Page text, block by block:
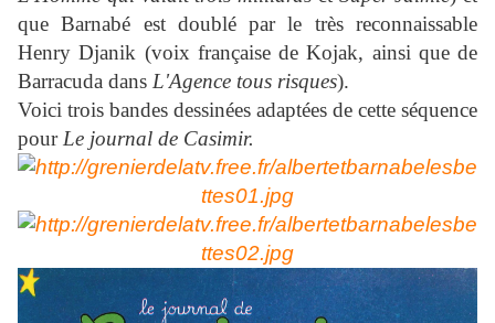
que Barnabé est doublé par le très reconnaissable
Henry Djanik (voix française de Kojak, ainsi que de
Barracuda dans L'Agence tous risques).
Voici trois bandes dessinées adaptées de cette séquence
pour Le journal de Casimir.